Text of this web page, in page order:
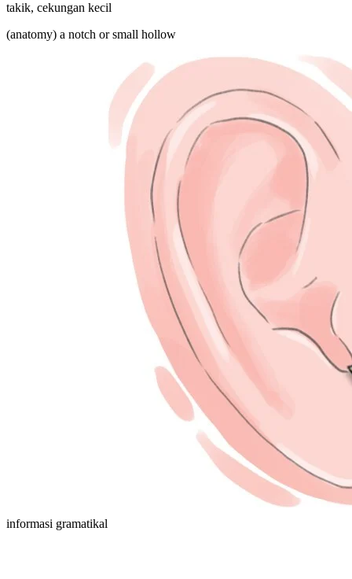
takik, cekungan kecil
(anatomy) a notch or small hollow
informasi gramatikal